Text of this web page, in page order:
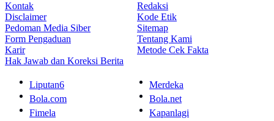
Kontak
Redaksi
Disclaimer
Kode Etik
Pedoman Media Siber
Sitemap
Form Pengaduan
Tentang Kami
Karir
Metode Cek Fakta
Hak Jawab dan Koreksi Berita
Liputan6
Merdeka
Bola.com
Bola.net
Fimela
Kapanlagi